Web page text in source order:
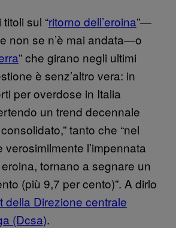
sul “ritorno dell’eroina”—
non se n’è mai andata—o
” che girano negli ultimi
è senz’altro vera: in
per overdose in Italia
un trend decennale
tanto che “nel
l’impennata
tornano a segnare un
(più 9,7 per cento)”. A dirlo
della Direzione centrale
(Dcsa).